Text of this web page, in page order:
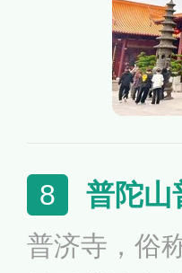
8 普陀山
普济寺，俗